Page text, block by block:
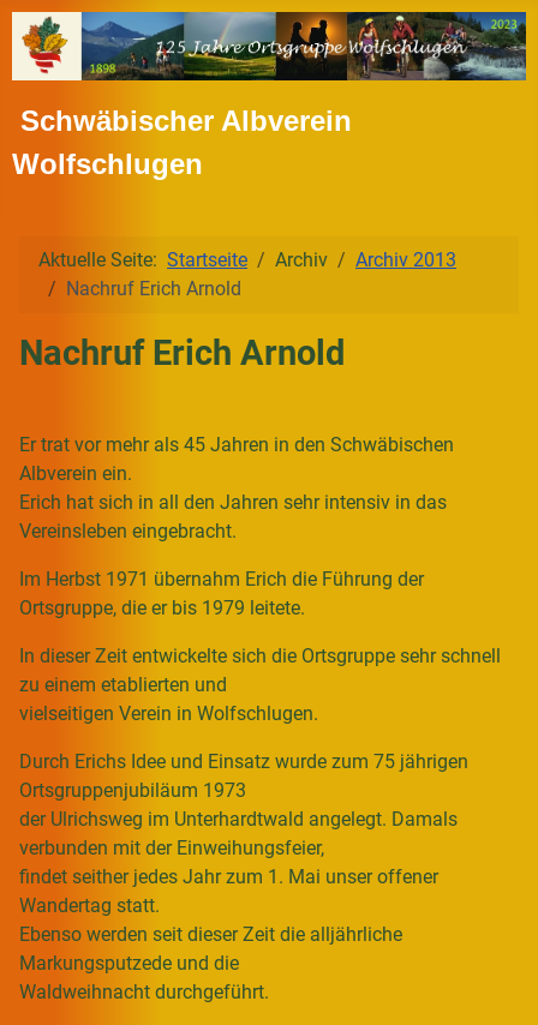
Schwäbischer Albverein
Wolfschlugen
Aktuelle Seite: Startseite Archiv
Archiv 2013
Nachruf Erich Arnold
Nachruf Erich Arnold
Er trat vor mehr als 45 Jahren in den Schwäbischen
Albverein ein.
Erich hat sich in all den Jahren sehr intensiv in das
Vereinsleben eingebracht.
Im Herbst 1971 übernahm Erich die Führung der
Ortsgruppe, die er bis 1979 leitete.
In dieser Zeit entwickelte sich die Ortsgruppe sehr schnell
zu einem etablierten und
vielseitigen Verein in Wolfschlugen.
Durch Erichs Idee und Einsatz wurde zum 75 jährigen
Ortsgruppenjubiläum 1973
der Ulrichsweg im Unterhardtwald angelegt. Damals
verbunden mit der Einweihungsfeier,
findet seither jedes Jahr zum 1. Mai unser offener
Wandertag statt.
Ebenso werden seit dieser Zeit die alljährliche
Markungsputzede und die
Waldweihnacht durchgeführt.